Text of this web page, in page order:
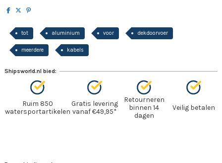
tot aluminium voor dekdoorvoer
meerdere kabels
Shipsworld.nl bied:
Ruim 850
watersportartikelen
Gratis levering
vanaf €49,95*
Retourneren
binnen 14
dagen
Veilig betalen